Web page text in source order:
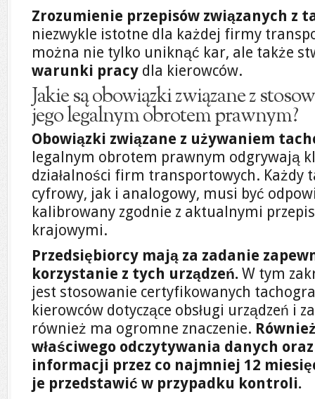
Zrozumienie przepisów związanych z
niezwykle istotne dla każdej firmy
można nie tylko uniknąć kar, ale także
warunki pracy dla kierowców.
Jakie są obowiązki związane z
jego legalnym obrotem prawnym?
Obowiązki związane z używaniem
legalnym obrotem prawnym odgrywają
działalności firm transportowych. Każdy
cyfrowy, jak i analogowy, musi być
kalibrowany zgodnie z aktualnymi
krajowymi.
Przedsiębiorcy mają za zadanie
korzystanie z tych urządzeń. W tym
jest stosowanie certyfikowanych
kierowców dotyczące obsługi urządzeń i
również ma ogromne znaczenie.
właściwego odczytywania danych
informacji przez co najmniej 12
je przedstawić w przypadku kontroli.